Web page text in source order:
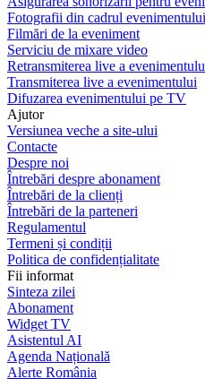
Fotografii din cadrul evenimentului
Filmări de la eveniment
Serviciu de mixare video
Retransmiterea live a
Transmiterea live a evenimentului
Difuzarea evenimentului pe TV
Ajutor
Versiunea veche a site-ului
Contacte
Despre noi
Întrebări despre abonament
Întrebări de la clienți
Întrebări de la parteneri
Regulamentul
Termeni și condiții
Politica de confidențialitate
Fii informat
Sinteza zilei
Abonament
Widget TV
Asistentul AI
Agenda Națională
Alerte România